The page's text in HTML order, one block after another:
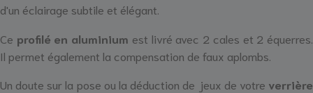
d'un éclairage subtile et élégant.
Ce profilé en aluminium est livré avec 2 cales et 2 équerres.
Il permet également la compensation de faux aplombs.
Un doute sur la pose ou la déduction de jeux de votre verrière